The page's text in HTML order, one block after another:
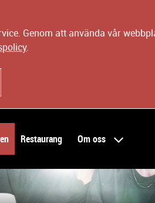
Genom att använda vår
.
Restaurang Om oss